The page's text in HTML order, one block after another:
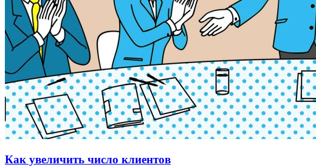
Как увеличить число клиентов